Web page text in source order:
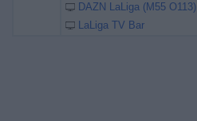
DAZN LaLiga (M55 O113)
LaLiga TV Bar